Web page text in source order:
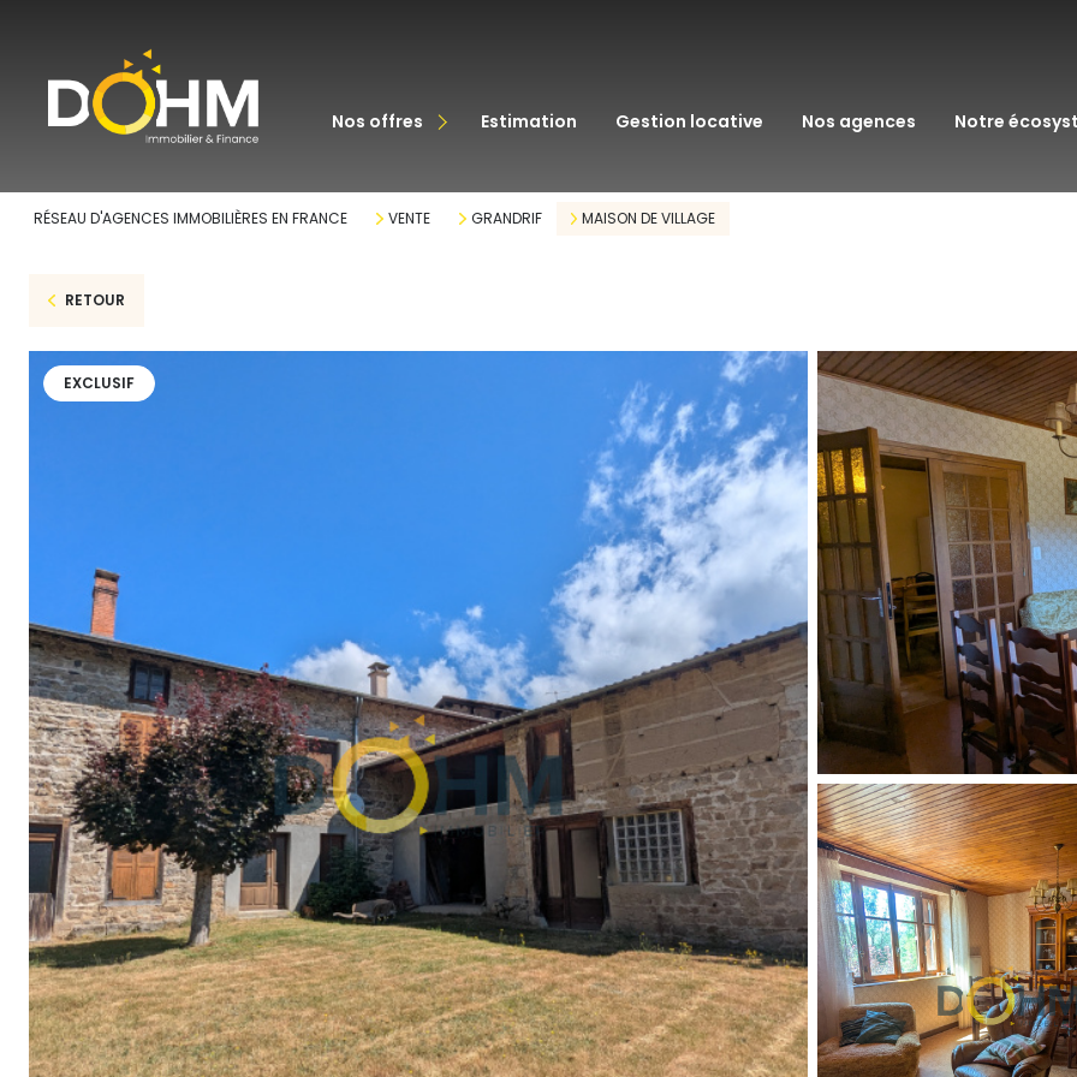
nos offres
acheter estimation gestion locative nos agences notre
courtage en
RÉSEAU D'AGENCES IMMOBILIÈRES EN FRANCE VENTE GRANDRIF MAISON DE VILLAGE
RETOUR
EXCLUSIF